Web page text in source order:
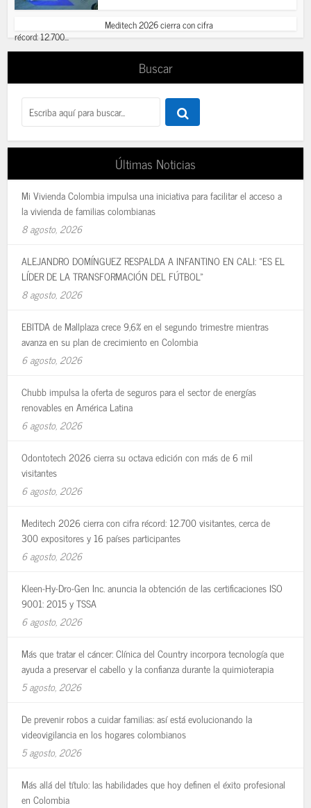
Meditech 2026 cierra con cifra
récord: 12.700...
Buscar
Últimas Noticias
Mi Vivienda Colombia impulsa una iniciativa para facilitar el acceso a
la vivienda de familias colombianas
8 agosto, 2026
ALEJANDRO DOMÍNGUEZ RESPALDA A INFANTINO EN CALI: «ES EL
LÍDER DE LA TRANSFORMACIÓN DEL FÚTBOL»
8 agosto, 2026
EBITDA de Mallplaza crece 9,6% en el segundo trimestre mientras
avanza en su plan de crecimiento en Colombia
6 agosto, 2026
Chubb impulsa la oferta de seguros para el sector de energías
renovables en América Latina
6 agosto, 2026
Odontotech 2026 cierra su octava edición con más de 6 mil
visitantes
6 agosto, 2026
Meditech 2026 cierra con cifra récord: 12.700 visitantes, cerca de
300 expositores y 16 países participantes
6 agosto, 2026
Kleen-Hy-Dro-Gen Inc. anuncia la obtención de las certificaciones ISO
9001: 2015 y TSSA
6 agosto, 2026
Más que tratar el cáncer: Clínica del Country incorpora tecnología que
ayuda a preservar el cabello y la confianza durante la quimioterapia
5 agosto, 2026
De prevenir robos a cuidar familias: así está evolucionando la
videovigilancia en los hogares colombianos
5 agosto, 2026
Más allá del título: las habilidades que hoy definen el éxito profesional
en Colombia